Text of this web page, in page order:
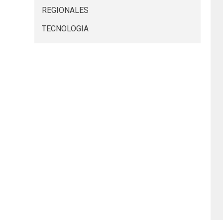
REGIONALES
TECNOLOGIA